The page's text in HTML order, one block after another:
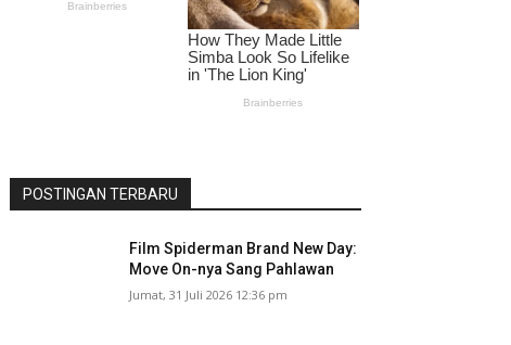
POSTINGAN TERBARU
Film Spiderman Brand New Day:
Move On-nya Sang Pahlawan
Jumat, 31 Juli 2026 12:36 pm